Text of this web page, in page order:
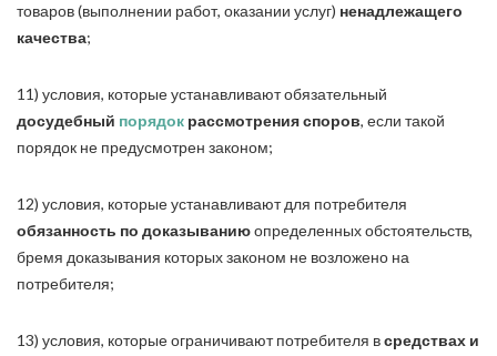
товаров (выполнении работ, оказании услуг) ненадлежащего
качества;
11) условия, которые устанавливают обязательный
досудебный порядок рассмотрения споров, если такой
порядок не предусмотрен законом;
12) условия, которые устанавливают для потребителя
обязанность по доказываниюопределенных обстоятельств,
бремя доказывания которых законом не возложено на
потребителя;
13) условия, которые ограничивают потребителя всредствах и